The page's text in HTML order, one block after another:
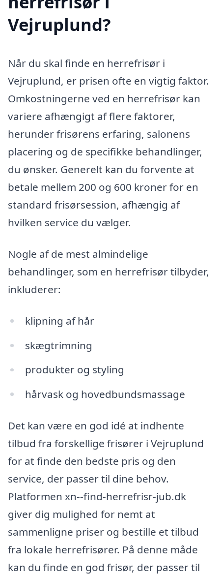
Vejruplund?
Når du skal finde en herrefrisør i
Vejruplund, er prisen ofte en vigtig faktor.
Omkostningerne ved en herrefrisør kan
variere afhængigt af flere faktorer,
herunder frisørens erfaring, salonens
placering og de specifikke behandlinger,
du ønsker. Generelt kan du forvente at
betale mellem 200 og 600 kroner for en
standard frisørsession, afhængig af
hvilken service du vælger.
Nogle af de mest almindelige
behandlinger, som en herrefrisør tilbyder,
inkluderer:
klipning af hår
skægtrimning
produkter og styling
hårvask og hovedbundsmassage
Det kan være en god idé at indhente
tilbud fra forskellige frisører i Vejruplund
for at finde den bedste pris og den
service, der passer til dine behov.
Platformen xn--find-herrefrisr-jub.dk
giver dig mulighed for nemt at
sammenligne priser og bestille et tilbud
fra lokale herrefrisører. På denne måde
kan du finde en god frisør, der passer til